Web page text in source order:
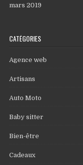
mars 2019
CATÉGORIES
Agence web
Artisans
Auto Moto
Baby sitter
Bien-être
Cadeaux